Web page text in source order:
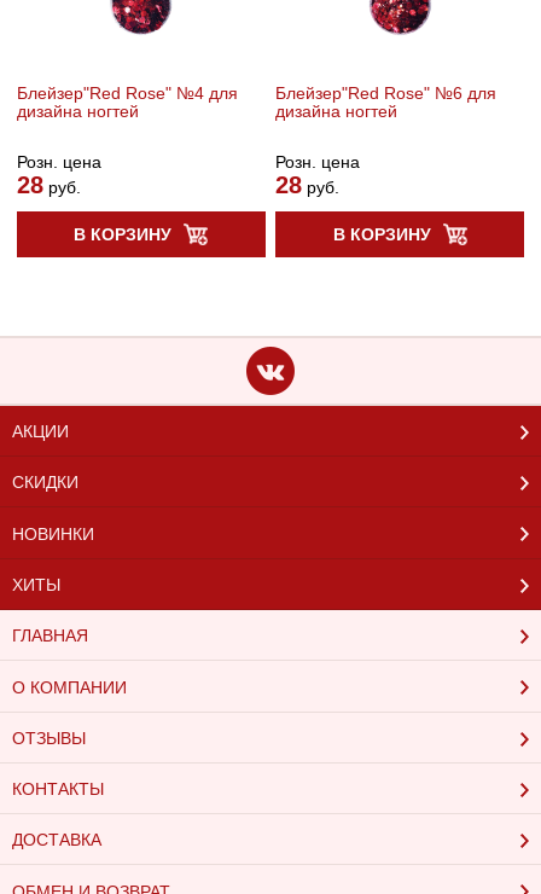
Блейзер"Red Rose" №4 для
дизайна ногтей
Розн. цена
28руб.
В КОРЗИНУ
Блейзер"Red Rose" №6 для
дизайна ногтей
Розн. цена
28 руб.
В КОРЗИНУ
АКЦИИ
СКИДКИ
НОВИНКИ
ХИТЫ
ГЛАВНАЯ
О КОМПАНИИ
ОТЗЫВЫ
КОНТАКТЫ
ДОСТАВКА